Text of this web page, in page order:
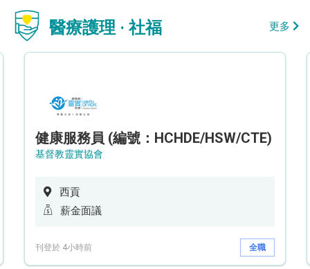
醫療護理 · 社福 更多
健康服務員 (編號：HCHDE/HSW/CTE)
基督教靈實協會
西貢
薪金面議
刊登於 4小時前 全職